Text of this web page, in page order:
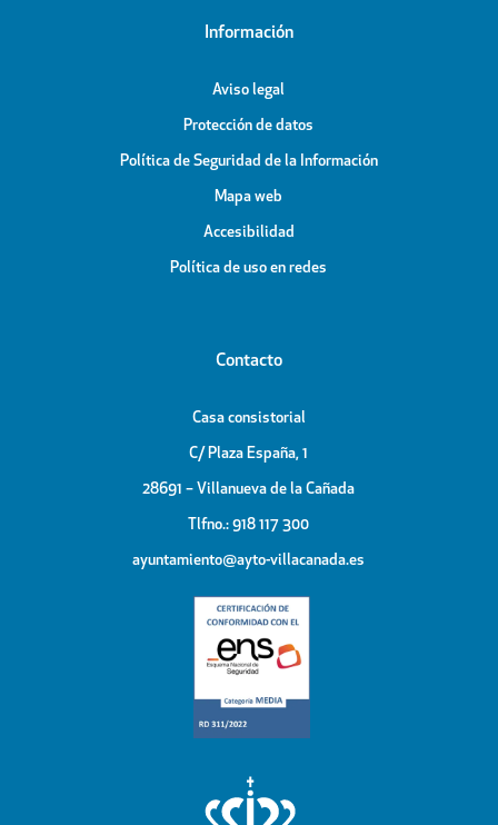
Información
Aviso legal
Protección de datos
Política de Seguridad de la Información
Mapa web
Accesibilidad
Política de uso en redes
Contacto
Casa consistorial
C/ Plaza España, 1
28691 – Villanueva de la Cañada
Tlfno.: 918 117 300
ayuntamiento@ayto-villacanada.es